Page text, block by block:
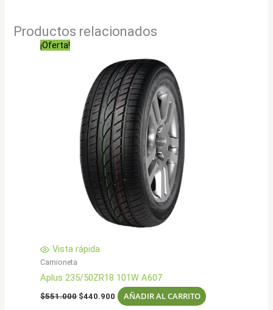
Productos relacionados
¡Oferta!
Vista rápida
Camioneta
Aplus 235/50ZR18 101W A607
$551.000 El
$440.900 El
precio
AÑADIR AL CARRITO